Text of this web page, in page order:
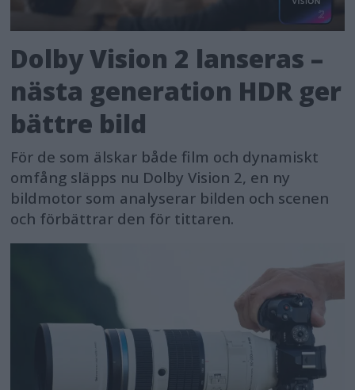
Dolby Vision 2 lanseras –
nästa generation HDR ger
bättre bild
För de som älskar både film och dynamiskt
omfång släpps nu Dolby Vision 2, en ny
bildmotor som analyserar bilden och scenen
och förbättrar den för tittaren.